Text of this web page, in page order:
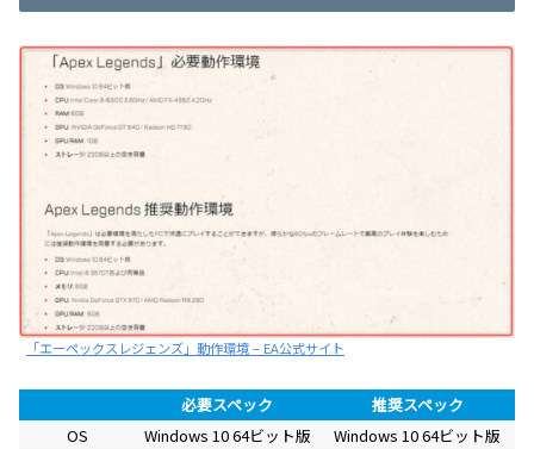
「エーペックスレジェンズ」動作環境 – EA公式サイト
必要スペック
推奨スペック
OS
Windows 10 64ビット版
Windows 10 64ビット版